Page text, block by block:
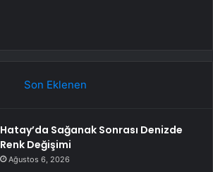
Son Eklenen
Hatay’da Sağanak Sonrası Denizde
Renk Değişimi
Ağustos 6, 2026